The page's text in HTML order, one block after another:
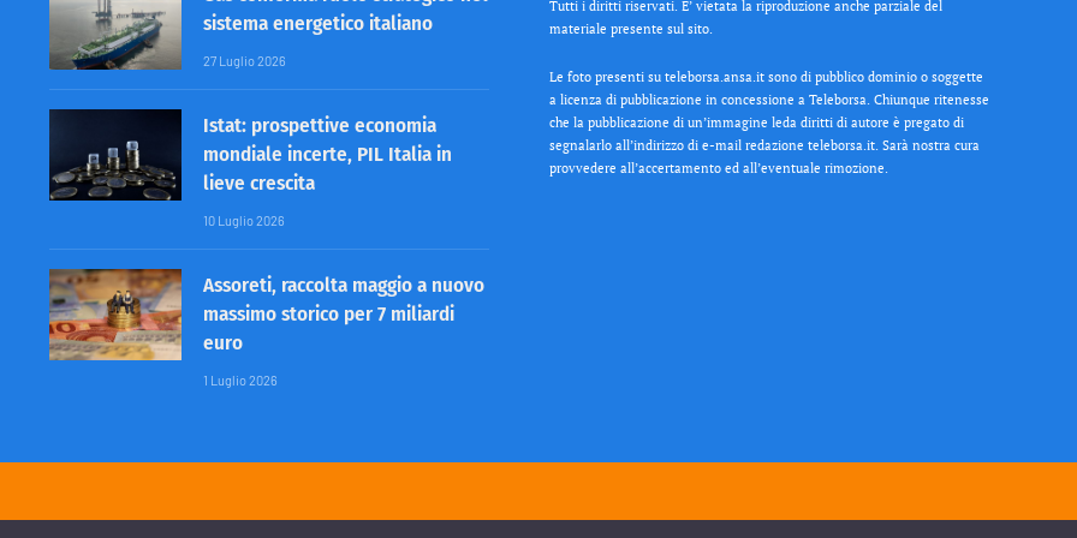
sistema energetico italiano
27 Luglio 2026
Istat: prospettive economia
mondiale incerte, PIL Italia in
lieve crescita
10 Luglio 2026
Assoreti, raccolta maggio a nuovo
massimo storico per 7 miliardi
euro
1 Luglio 2026
Tutti i diritti riservati. E’ vietata la riproduzione anche parziale del
materiale presente sul sito.
Le foto presenti su teleborsa.ansa.it sono di pubblico dominio o soggette
a licenza di pubblicazione in concessione a Teleborsa. Chiunque ritenesse
che la pubblicazione di un’immagine leda diritti di autore è pregato di
segnalarlo all’indirizzo di e-mail redazione teleborsa.it. Sarà nostra cura
provvedere all’accertamento ed all’eventuale rimozione.